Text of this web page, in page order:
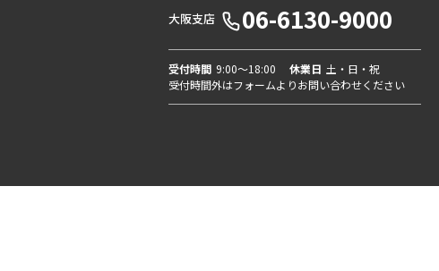
大阪支店 06-6130-9000
受付時間 9:00〜18:00 休業日 土・日・祝
受付時間外はフォームよりお問い合わせください